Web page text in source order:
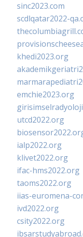
sinc2023.com
scdlqatar2022-
khedi2023.org
emchie2023.org
utcd2022.org
ialp2022.org
klivet2022.org
ifac-hms2022.org
taoms2022.org
iias-euromena-
ivd2022.org
csity2022.org